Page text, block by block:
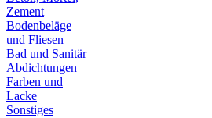
Zement
Bodenbeläge
und Fliesen
Bad und Sanitär
Abdichtungen
Farben und
Lacke
Sonstiges